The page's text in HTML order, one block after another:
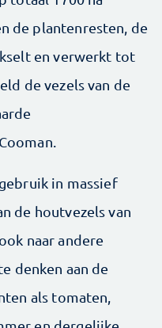
de plantenresten, de
en verwerkt tot
de vezels van de
in massief
de houtvezels van
naar andere
denken aan de
als tomaten,